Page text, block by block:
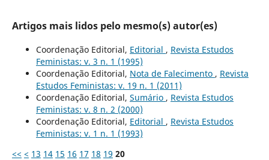
Artigos mais lidos pelo mesmo(s) autor(es)
Coordenação Editorial, Editorial , Revista Estudos
Feministas: v. 3 n. 1 (1995)
Coordenação Editorial, Nota de Falecimento , Revista
Estudos Feministas: v. 19 n. 1 (2011)
Coordenação Editorial, Sumário , Revista Estudos
Feministas: v. 8 n. 2 (2000)
Coordenação Editorial, Editorial , Revista Estudos
Feministas: v. 1 n. 1 (1993)
<< < 13 14 15 16 17 18 19 20